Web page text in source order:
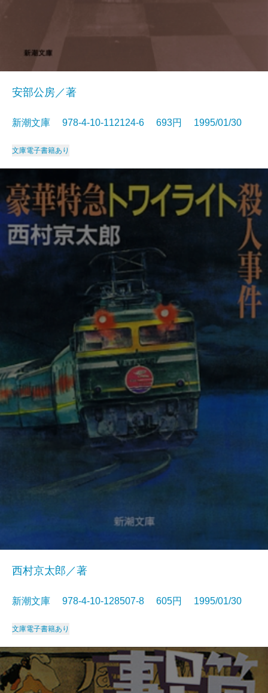
安部公房／著
新潮文庫 978-4-10-112124-6 693円 1995/01/30
文庫電子書籍あり
西村京太郎／著
新潮文庫 978-4-10-128507-8 605円 1995/01/30
文庫電子書籍あり